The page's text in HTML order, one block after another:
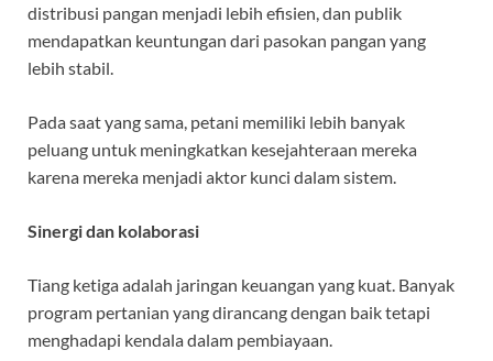
distribusi pangan menjadi lebih efisien, dan publik
mendapatkan keuntungan dari pasokan pangan yang
lebih stabil.
Pada saat yang sama, petani memiliki lebih banyak
peluang untuk meningkatkan kesejahteraan mereka
karena mereka menjadi aktor kunci dalam sistem.
Sinergi dan kolaborasi
Tiang ketiga adalah jaringan keuangan yang kuat. Banyak
program pertanian yang dirancang dengan baik tetapi
menghadapi kendala dalam pembiayaan.